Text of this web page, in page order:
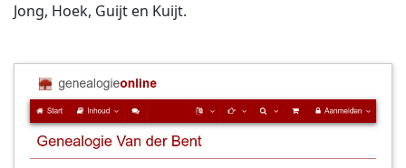
Jong, Hoek, Guijt en Kuijt.